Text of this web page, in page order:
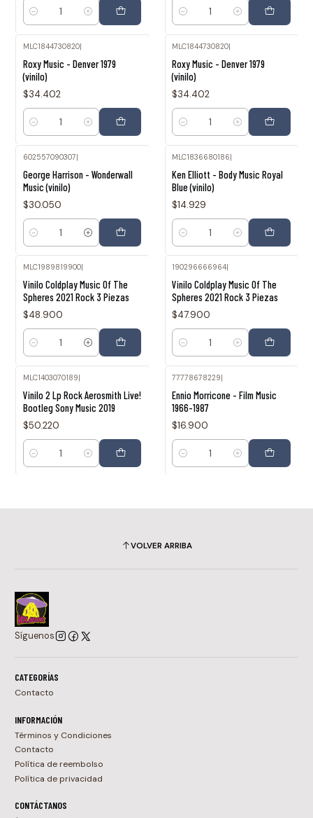
Cantidad Cantidad
MLC1844730820|
Roxy Music - Denver 1979
(vinilo)
$34.402
Cantidad
MLC1844730820
Roxy Music - Denver 1979
(vinilo)
$34.402
Cantidad
602557090307|
George Harrison - Wonderwall
Music (vinilo)
$30.050
Cantidad
MLC1836680186|
Ken Elliott - Body Music Royal
Blue (vinilo)
$14.929
Cantidad
MLC1989819900|
Vinilo Coldplay Music Of The
Spheres 2021 Rock 3 Piezas
$48.900
Cantidad
190296666964
Vinilo Coldplay Music Of The
Spheres 2021 Rock 3 Piezas
$47.900
Cantidad
MLC1403070189|
Vinilo 2 Lp Rock Aerosmith Live!
Bootleg Sony Music 2019
$50.220
Cantidad
77778678229|
Ennio Morricone - Film Music
1966-1987
$16.900
Cantidad
VOLVER ARRIBA
Síguenos
CATEGORÍAS
Contacto
INFORMACIÓN
Términos y Condiciones
Contacto
Política de reembolso
Política de privacidad
CONTÁCTANOS